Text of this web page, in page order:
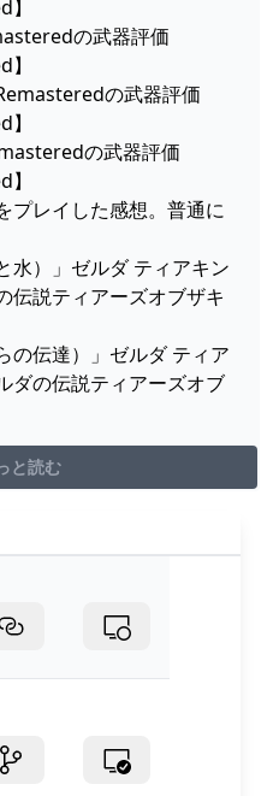
の武器評価
の武器評価
の武器評価
レイした感想。普通に
水）」ゼルダ ティアキン
伝説ティアーズオブザキ
の伝達）」ゼルダ ティア
ダの伝説ティアーズオブ
と読む